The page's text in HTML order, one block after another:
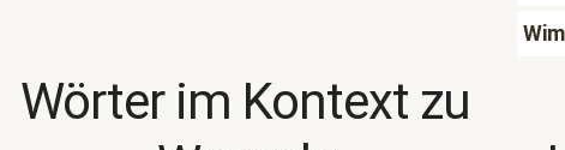
Wörter im Kontext zu